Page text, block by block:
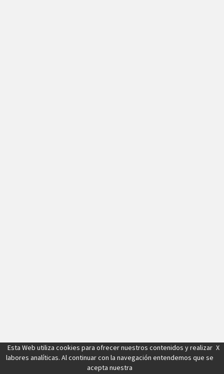
Esta Web utiliza cookies para ofrecer nuestros contenidos y realizar
labores analíticas. Al continuar con la navegación entendemos que se
acepta nuestra
X